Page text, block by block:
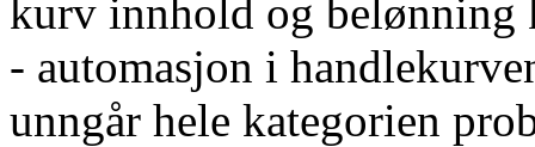
kurv innhold og belønning
- automasjon i
unngår hele kategorien